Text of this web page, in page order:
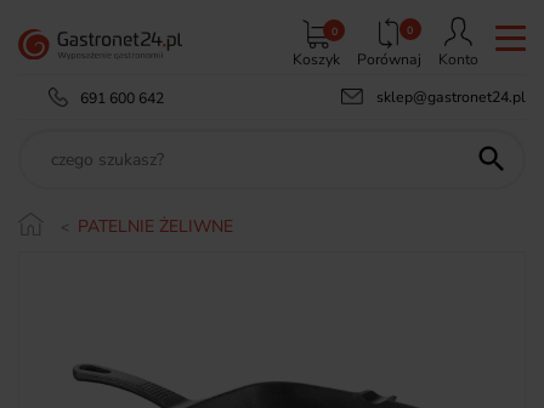
Koszyk
0 0
Porównaj
Konto
691 600 642
sklep@gastronet24.pl

PATELNIE ŻELIWNE